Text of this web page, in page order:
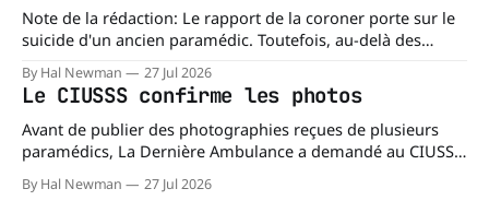
Note de la rédaction: Le rapport de la coroner porte sur le
suicide d'un ancien paramédic. Toutefois, au-delà des
circonstances ayant mené à cette enquête, il s'intéresse à
une question plus large : les blessures psychologiques chez
les paramédics et les mécanismes de soutien qui leur
By Hal Newman 27 Jul 2026
Le CIUSSS confirme les photos
Avant de publier des photographies reçues de plusieurs
paramédics, La Dernière Ambulance a demandé au CIUSSS
du Nord-de-l'Île-de-Montréal de confirmer leur authenticité
ainsi que leur utilisation. Dans un courriel transmis à La
By Hal Newman 27 Jul 2026